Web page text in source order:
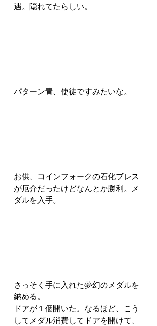
遇。隠れてたらしい。
パターン青、使徒ですみたいな。
お供、コインフォークの石化ブレス
が厄介だったけどなんとか勝利。メ
ダルを入手。
さっそく手に入れた夢幻のメダルを
納める。
ドアが１個開いた。なるほど、こう
してメダル消費してドアを開けて、